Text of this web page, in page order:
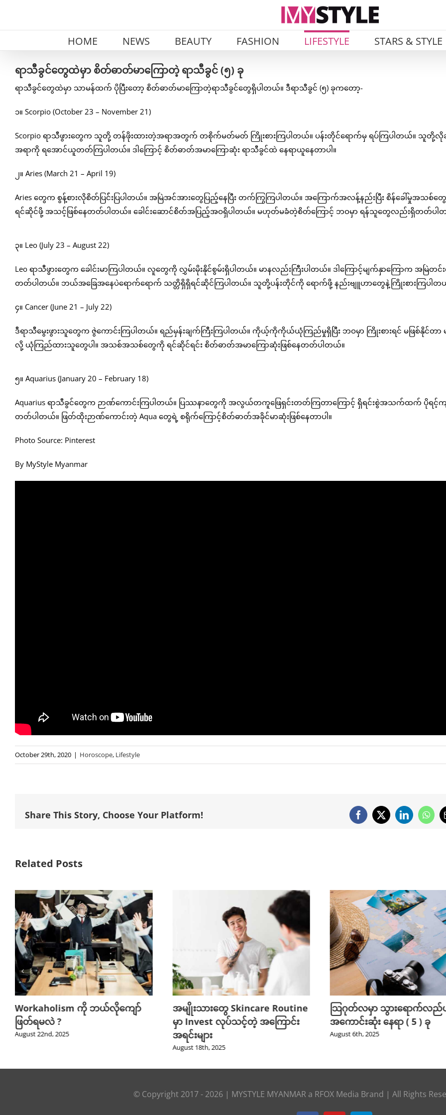
HOME NEWS BEAUTY FASHION LIFESTYLE STARS & STYLE
ရာသီခွင်တွေထဲမှာ စိတ်ဓာတ်မာကြောတဲ့ ရာသီခွင် (၅) ခု
ရာသီခွင်တွေထဲမှာ သာမန်ထက် ပိုပြီးတော့ စိတ်ဓာတ်မာကြောတဲ့ရာသီခွင်တွေရှိပါတယ်။ ဒီရာသီခွင် (၅) ခုကတော့-
၁။ Scorpio (October 23 – November 21)
Scorpio ရာသီဖွားတွေက သူတို့ တန်ဖိုးထားတဲ့အရာအတွက် တစိုက်မတ်မတ် ကြိုးစားကြပါတယ်။ ပန်းတိုင်ရောက်မှ ရပ်ကြပါတယ်။ သူတို့လို
အရာကို ရအောင်ယူတတ်ကြပါတယ်။ ဒါကြောင့် စိတ်ဓာတ်အမာကြောဆုံး ရာသီခွင်ထဲ နေရာယူနေတာပါ။
၂။ Aries (March 21 – April 19)
Aries တွေက စွန့်စားလိုစိတ်ပြင််းပြပါတယ်။ အမြဲအင်အားတွေပြည့်နေပြီး တက်ကြွကြပါတယ်။ အကြောက်အလန့်နည်းပြီး စိန်ခေါ်မှုအသစ်တွ
ရင်ဆိုင်ဖို့ အသင့်ဖြစ်နေတတ်ပါတယ်။ ခေါင်းဆောင်စိတ်အပြည့်အဝရှိပါတယ်။ မဟုတ်မခံတဲ့စိတ်ကြောင့် ဘဝမှာ ရန်သူတွေလည်းရှိတတ်ပါ
၃။ Leo (July 23 – August 22)
Leo ရာသီဖွားတွေက ခေါင်းမာကြပါတယ်။ လူတွေကို လွှမ်းမိုးနိုင်စွမ်းရှိပါတယ်။ မာနလည်းကြီးပါတယ်။ ဒါကြောင့်မျက်နှာကြောက အမြဲတင်း
တတ်ပါတယ်။ ဘယ်အခြေအနေပဲရောက်ရောက် သတ္တိရှိရှိရင်ဆိုင်ကြပါတယ်။ သူတို့ပန်းတိုင်ကို ရောက်ဖို့ နည်းဗျူဟာတွေနဲ့ကြိုးစားကြပါတ
၄။ Cancer (June 21 – July 22)
ဒီရာသီမွေးဖွားသူတွေက ဇွဲကောင်းကြပါတယ်။ ရည်မှန်းချက်ကြီးကြပါတယ်။ ကိုယ့်ကိုကိုယ်ယုံကြည်မှုရှိပြီး ဘဝမှာ ကြိုးစားရင် မဖြစ်နိုင်တာ
လို့ ယုံကြည်ထားသူတွေပါ။ အသစ်အသစ်တွေကို ရင်ဆိုင်ရင်း စိတ်ဓာတ်အမာကြောဆုံးဖြစ်နေတတ်ပါတယ်။
၅။ Aquarius (January 20 – February 18)
Aquarius ရာသီခွင်တွေက ဉာဏ်ကောင်းကြပါတယ်။ ပြဿနာတွေကို အလွယ်တကူဖြေရှင်းတတ်ကြတာကြောင့် ရှိရင်းစွဲအသက်ထက် ပိုရင့်က
တတ်ပါတယ်။ ဖြတ်ထိုးဉာဏ်ကောင်းတဲ့ Aqua တွေရဲ့ စရိုက်ကြောင့်စိတ်ဓာတ်အခိုင်မာဆုံးဖြစ်နေတာပါ။
Photo Source: Pinterest
By MyStyle Myanmar
October 29th, 2020 | Horoscope, Lifestyle
Share This Story, Choose Your Platform! Facebook
X LinkedIn
Related Posts
Workaholism ကို ဘယ်လိုကျော်
ဖြတ်ရမလဲ ?
August 22nd, 2025
အမျိုးသားတွေ Skincare Routine
မှာ Invest လုပ်သင့်တဲ့ အကြောင်း
အရင်းများ
August 18th, 2025
သြဂုတ်လမှာ သွားရောက်လ
အကောင်းဆုံး နေရာ ( 5 ) ခု
August 6th, 2025
© Copyright 2017 - 2026| MYSTYLE MYANMARa RFOX Media Brand | All Rights